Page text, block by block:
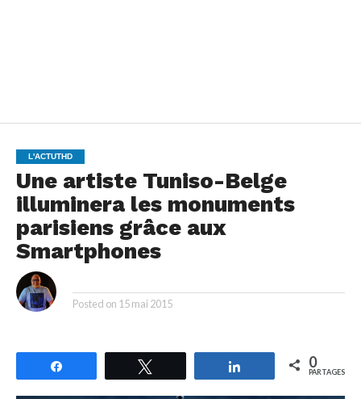
L'ACTUTHD
Une artiste Tuniso-Belge
illuminera les monuments
parisiens grâce aux
Smartphones
Posted on 15 mai 2015
Partagez 0
PARTAGES